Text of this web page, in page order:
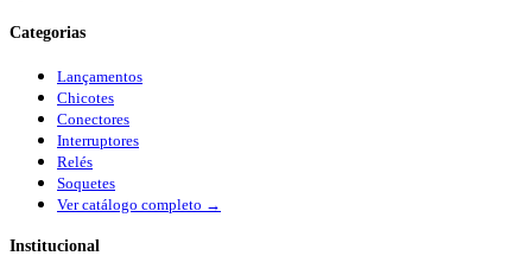
Categorias
Lançamentos
Chicotes
Conectores
Interruptores
Relés
Soquetes
Ver catálogo completo →
Institucional